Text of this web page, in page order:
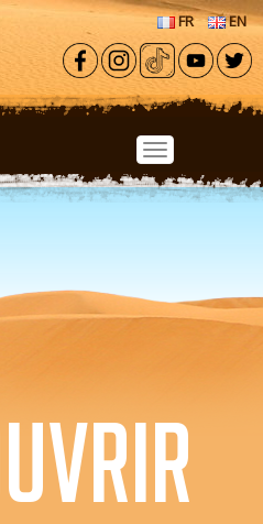
Aller au contenu principal
FR EN